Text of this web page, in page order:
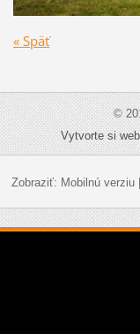
« Späť
©
Vytvorte si
Zobraziť: Mobilnú verziu|